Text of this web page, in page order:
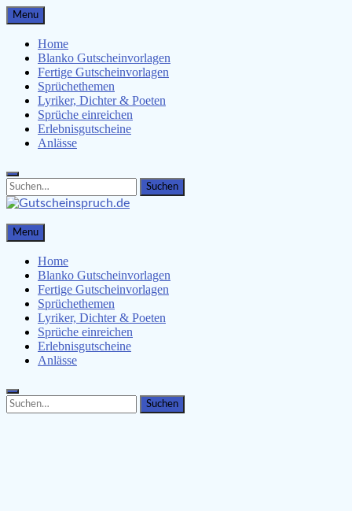
Skip
to
content
Menu
Home
Blanko Gutscheinvorlagen
Fertige Gutscheinvorlagen
Sprüchethemen
Lyriker, Dichter & Poeten
Sprüche einreichen
Erlebnisgutscheine
Anlässe
Search
for:
Search
Gutscheinspruch.de
Gutscheinsprüche & Gutscheinvorlagen finden
Menu
Home
Blanko Gutscheinvorlagen
Fertige Gutscheinvorlagen
Sprüchethemen
Lyriker, Dichter & Poeten
Sprüche einreichen
Erlebnisgutscheine
Anlässe
Search
for:
Search